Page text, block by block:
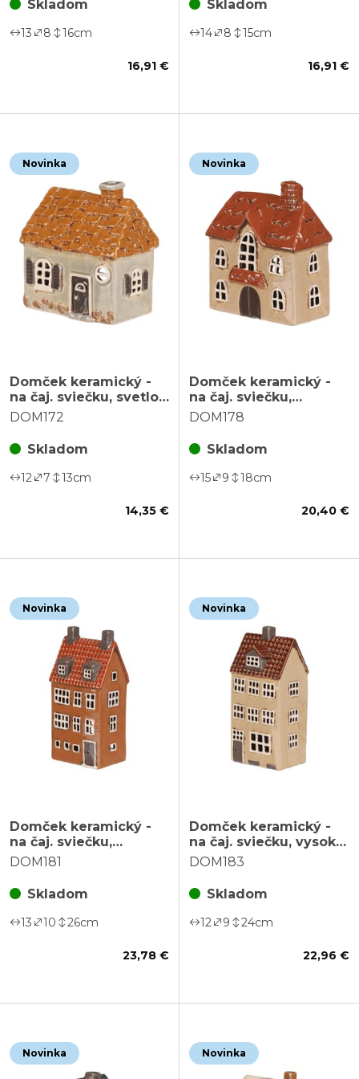
Skladom
13 8 16cm
16,91 €
Skladom
14 8 15cm
16,91 €
Novinka
Domček keramický -
na čaj. sviečku, svetlo
zelený
DOM172
Skladom
12 7 13cm
14,35 €
Novinka
Domček keramický -
na čaj. sviečku,
krémový
DOM178
Skladom
15 9 18cm
20,40 €
Novinka
Domček keramický -
na čaj. sviečku,
poschodový, hnedý
DOM181
Skladom
13 10 26cm
23,78 €
Novinka
Domček keramický -
na čaj. sviečku, vysoký,
poschodový, krémový
DOM183
Skladom
12 9 24cm
22,96 €
Novinka Novinka